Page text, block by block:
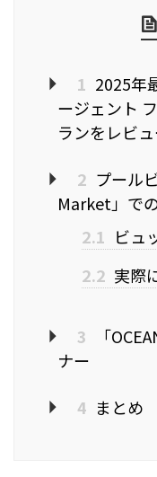
1 2025年
ージェント
ランをレビ
2 プール
Market」で
2.1 ビュ
2.2 実際
3
「
ナー
4 まとめ